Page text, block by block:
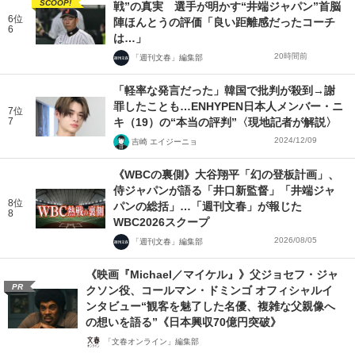
6位
6
SCOOP!
戦”の真実 選手が明かす“井端ジャパン”首脳
陣ほんとうの評価「良い距離感だったコーチ
は…」
「週刊文春」編集部 20時間前
7位
7
「軽率な発言だった」韓国で批判が殺到→謝
罪したことも…ENHYPEN日本人メンバー・ニ
キ（19）の“本当の評判”〈現地記者が解説〉
吉崎 エイジーニョ 2024/12/09
8位
8
《WBCの裏側》大谷翔平「幻の登板計画」、
侍ジャパンが語る「井口新監督」「井端ジャ
パンの総括」…「週刊文春」が報じた
WBC2026スクープ
「週刊文春」編集部 2026/08/05
PR
《映画『Michael／マイケル』》父ジョセフ・ジャ
クソン役、コールマン・ドミンゴ オフィシャルイ
ンタビュー“観客を魅了した名優、複雑な父親像へ
の想いを語る”《日本興収70億円突破》
「文春オンライン」編集部